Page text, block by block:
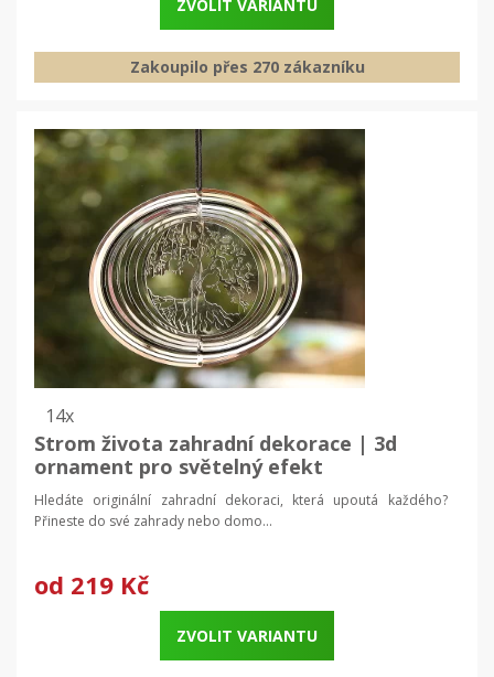
ZVOLIT VARIANTU
Zakoupilo přes 270 zákazníku
14x
Strom života zahradní dekorace | 3d
ornament pro světelný efekt
Hledáte originální zahradní dekoraci, která upoutá každého?
Přineste do své zahrady nebo domo...
od 219 Kč
ZVOLIT VARIANTU